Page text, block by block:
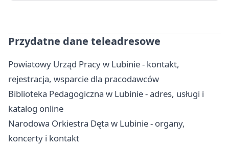
Przydatne dane teleadresowe
Powiatowy Urząd Pracy w Lubinie - kontakt,
rejestracja, wsparcie dla pracodawców
Biblioteka Pedagogiczna w Lubinie - adres, usługi i
katalog online
Narodowa Orkiestra Dęta w Lubinie - organy,
koncerty i kontakt